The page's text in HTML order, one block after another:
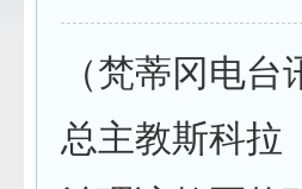
（梵蒂冈电
总主教斯科拉